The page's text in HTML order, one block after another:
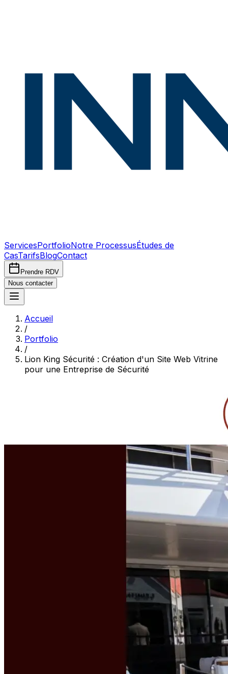
ServicesPortfolioNotre ProcessusÉtudes de
CasTarifsBlogContact
Prendre RDV
Nous contacter
Accueil
/
Portfolio
/
Lion King Sécurité : Création d'un Site Web Vitrine
pour une Entreprise de Sécurité